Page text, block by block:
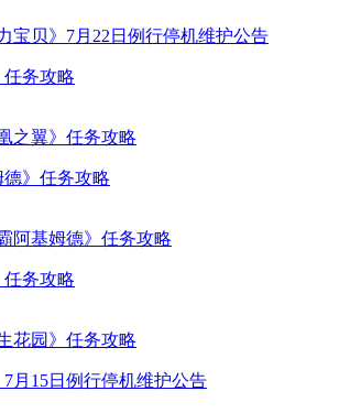
任务攻略
德》任务攻略
任务攻略
7月15日例行停机维护公告